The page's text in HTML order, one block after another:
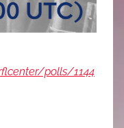
polls/1144